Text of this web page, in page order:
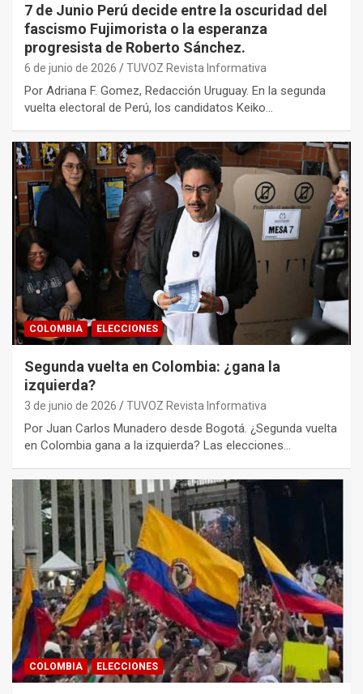
7 de Junio Perú decide entre la oscuridad del
fascismo Fujimorista o la esperanza
progresista de Roberto Sánchez.
6 de junio de 2026 TUVOZ Revista Informativa
Por Adriana F. Gomez, Redacción Uruguay. En la segunda
vuelta electoral de Perú, los candidatos Keiko…
COLOMBIA ELECCIONES
Segunda vuelta en Colombia: ¿gana la
izquierda?
3 de junio de 2026 TUVOZ Revista Informativa
Por Juan Carlos Munadero desde Bogotá. ¿Segunda vuelta
en Colombia gana a la izquierda? Las elecciones…
COLOMBIA ELECCIONES